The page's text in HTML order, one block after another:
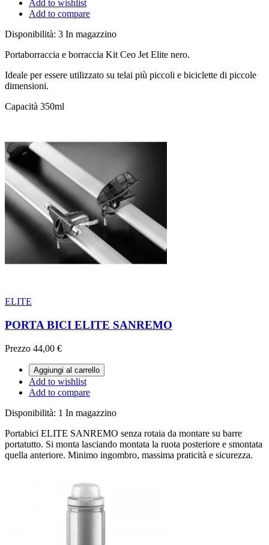
Add to wishlist
Add to compare
Disponibilità: 3 In magazzino
Portaborraccia e borraccia Kit Ceo Jet Elite nero.
Ideale per essere utilizzato su telai più piccoli e biciclette di piccole
dimensioni.
Capacità 350ml
ELITE
PORTA BICI ELITE SANREMO
Prezzo 44,00 €
Aggiungi al carrello
Add to wishlist
Add to compare
Disponibilità: 1 In magazzino
Portabici ELITE SANREMO senza rotaia da montare su barre
portatutto. Si monta lasciando montata la ruota posteriore e smontata
quella anteriore. Minimo ingombro, massima praticità e sicurezza.